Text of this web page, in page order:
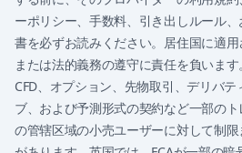
ーポリシー、手数料、引き出しルール
書を必ずお読みください。居住国に適用
または法的義務の遵守に責任を負います。
CFD、オプション、先物取引、デリバ
ブ、および予測形式の契約など一部の
の管辖区域の小売ユーザーに対して制